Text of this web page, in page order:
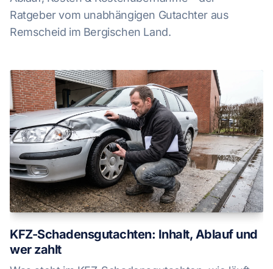
Ratgeber vom unabhängigen Gutachter aus
Remscheid im Bergischen Land.
KFZ-Schadensgutachten: Inhalt, Ablauf und
wer zahlt